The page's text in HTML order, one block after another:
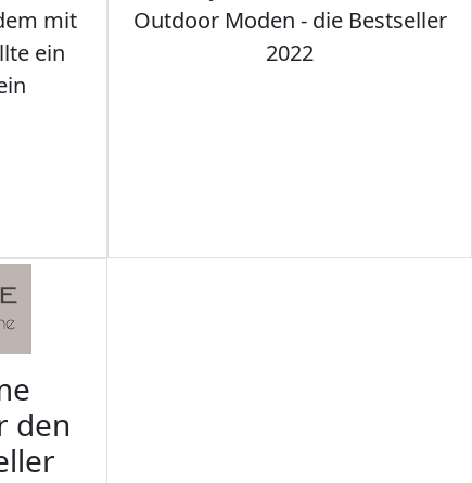
mit
ein
Outdoor Moden - die Bestseller
2022
den